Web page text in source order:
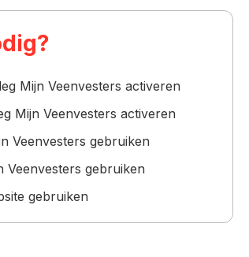
Mijn Veenvesters activeren
Mijn Veenvesters activeren
Veenvesters gebruiken
Veenvesters gebruiken
gebruiken